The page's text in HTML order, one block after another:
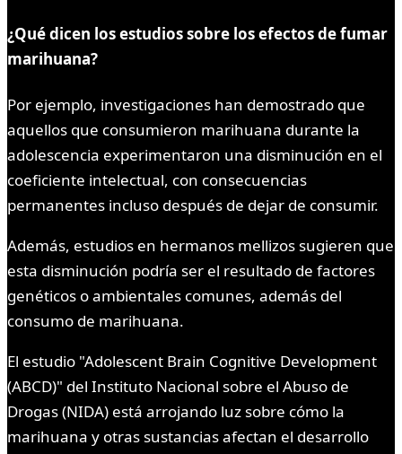
¿Qué dicen los estudios sobre los efectos de fumar
marihuana?
Por ejemplo, investigaciones han demostrado que
aquellos que consumieron marihuana durante la
adolescencia experimentaron una disminución en el
coeficiente intelectual, con consecuencias
permanentes incluso después de dejar de consumir.
Además, estudios en hermanos mellizos sugieren que
esta disminución podría ser el resultado de factores
genéticos o ambientales comunes, además del
consumo de marihuana.
El estudio "Adolescent Brain Cognitive Development
(ABCD)" del Instituto Nacional sobre el Abuso de
Drogas (NIDA) está arrojando luz sobre cómo la
marihuana y otras sustancias afectan el desarrollo